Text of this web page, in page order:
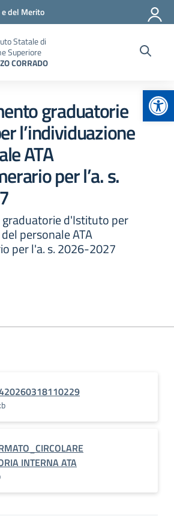
del Merito
Statale di
Superiore
CORRADO
graduatorie
l’individuazione
ATA
per l’a. s.
d'Istituto per
personale ATA
per l'a. s. 2026-2027
INTERNA ATA